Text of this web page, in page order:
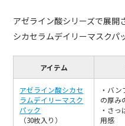
アゼライン酸シリーズで展開
シカセラムデイリーマスクパ
アイテム
アゼライン酸シカセ
ラムデイリーマスク
パック
（30枚入り）
・バ
の厚み
・さっ
用感